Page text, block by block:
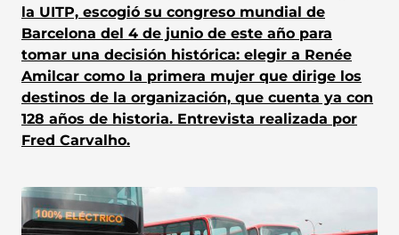
la UITP, escogió su congreso mundial de
Barcelona del 4 de junio de este año para
tomar una decisión histórica: elegir a Renée
Amilcar como la primera mujer que dirige los
destinos de la organización, que cuenta ya con
128 años de historia. Entrevista realizada por
Fred Carvalho.